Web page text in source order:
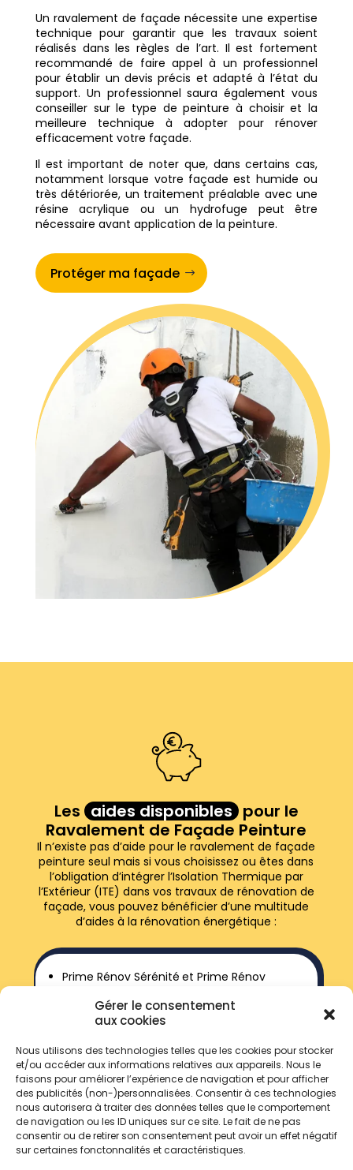
Gérer le consentement
aux cookies
Nous utilisons des technologies telles que les cookies pour stocker
et/ou accéder aux informations relatives aux appareils. Nous le
faisons pour améliorer l’expérience de navigation et pour afficher
des publicités (non-)personnalisées. Consentir à ces technologies
nous autorisera à traiter des données telles que le comportement
de navigation ou les ID uniques sur ce site. Le fait de ne pas
consentir ou de retirer son consentement peut avoir un effet négatif
sur certaines fonctonnalités et caractéristiques.
Un ravalement de façade nécessite une expertise
technique pour garantir que les travaux soient
réalisés dans les règles de l’art. Il est fortement
recommandé de faire appel à un professionnel
pour établir un devis précis et adapté à l’état du
support. Un professionnel saura également vous
conseiller sur le type de peinture à choisir et la
meilleure technique à adopter pour rénover
efficacement votre façade.
Il est important de noter que, dans certains cas,
notamment lorsque votre façade est humide ou
très détériorée, un traitement préalable avec une
résine acrylique ou un hydrofuge peut être
nécessaire avant application de la peinture.
Protéger ma façade
Les aides disponibles pour le
Ravalement de Façade Peinture
Il n’existe pas d’aide pour le ravalement de façade
peinture seul mais si vous choisissez ou êtes dans
l’obligation d’intégrer l’Isolation Thermique par
l’Extérieur (ITE) dans vos travaux de rénovation de
façade, vous pouvez bénéficier d’une multitude
d’aides à la rénovation énergétique :
Prime Rénov Sérénité et Prime Rénov
Accompagnateurs Rénov’ ;
TVA réduite de 5,5 % ;
Éco-Prêt à taux 0 ;
Subventions régionales ;
Prêt Avance Rénovation.